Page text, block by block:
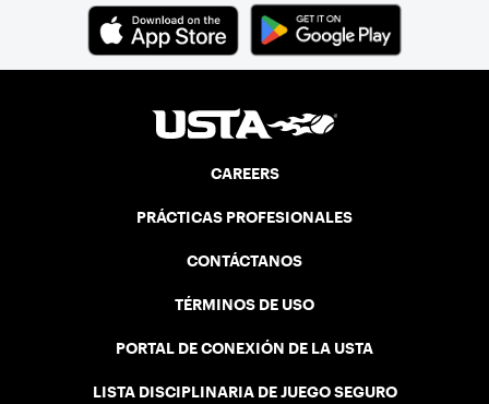
CAREERS
PRÁCTICAS PROFESIONALES
CONTÁCTANOS
TÉRMINOS DE USO
PORTAL DE CONEXIÓN DE LA USTA
LISTA DISCIPLINARIA DE JUEGO SEGURO